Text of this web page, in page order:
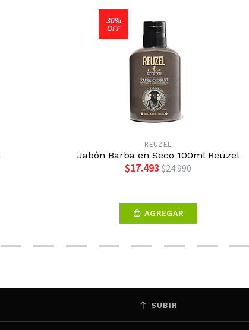
30%
OFF
REUZEL
Jabón Barba en Seco 100ml Reuzel
$17.493 $24.990
AGREGAR
SUBIR